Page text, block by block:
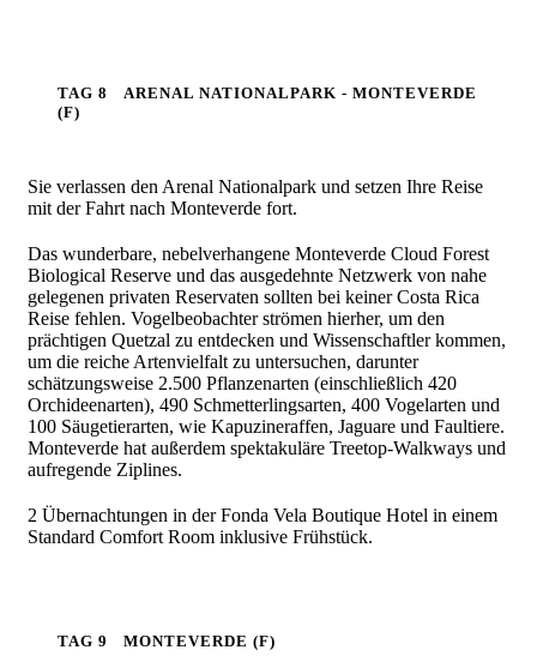
TAG 8
ARENAL NATIONALPARK - MONTEVERDE
(F)
Sie verlassen den Arenal Nationalpark und setzen Ihre Reise
mit der Fahrt nach Monteverde fort.
Das wunderbare, nebelverhangene Monteverde Cloud Forest
Biological Reserve und das ausgedehnte Netzwerk von nahe
gelegenen privaten Reservaten sollten bei keiner Costa Rica
Reise fehlen. Vogelbeobachter strömen hierher, um den
prächtigen Quetzal zu entdecken und Wissenschaftler kommen,
um die reiche Artenvielfalt zu untersuchen, darunter
schätzungsweise 2.500 Pflanzenarten (einschließlich 420
Orchideenarten), 490 Schmetterlingsarten, 400 Vogelarten und
100 Säugetierarten, wie Kapuzineraffen, Jaguare und Faultiere.
Monteverde hat außerdem spektakuläre Treetop-Walkways und
aufregende Ziplines.
2 Übernachtungen in der Fonda Vela Boutique Hotel in einem
Standard Comfort Room inklusive Frühstück.
TAG 9 MONTEVERDE (F)